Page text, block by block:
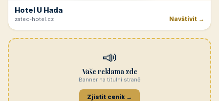
Hotel U Hada
zatec-hotel.cz Navštívit →
📣
Vaše reklama zde
Banner na titulní straně
Zjistit ceník →